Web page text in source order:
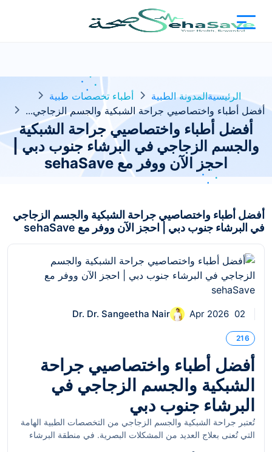
الرئيسيةالمدونة الطبية
أطباء تخصصات طبية
أفضل أطباء واختصاصيي جراحة الشبكية والجسم الزجاجي...
أفضل أطباء واختصاصيي جراحة الشبكية
والجسم الزجاجي في البرشاء جنوب دبي |
احجز الآن ووفر مع sehaSave
أفضل أطباء واختصاصيي جراحة الشبكية والجسم الزجاجي
في البرشاء جنوب دبي | احجز الآن ووفر مع sehaSave
02 Apr 2026
Dr. Dr. Sangeetha Nair
216
أفضل أطباء واختصاصيي جراحة
الشبكية والجسم الزجاجي في
البرشاء جنوب دبي
تُعتبر جراحة الشبكية والجسم الزجاجي من التخصصات الطبية الهامة
التي تُعنى بعلاج العديد من المشكلات البصرية. في منطقة البرشاء